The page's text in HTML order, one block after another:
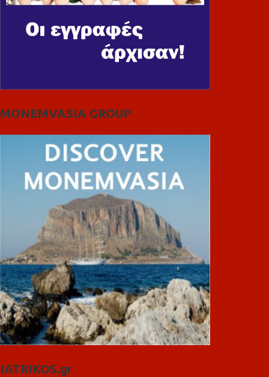
MONEMVASIA GROUP
IATRIKOS.gr